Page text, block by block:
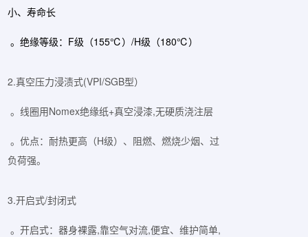
小、寿命长
。绝缘等级：F级（155℃）/H级（180℃）
2.真空压力浸渍式(VPI/SGB型）
。线圈用Nomex绝缘纸+真空浸漆,无硬质浇注层
。优点：耐热更高（H级）、阻燃、燃烧少烟、过
负荷强。
3.开启式/封闭式
。开启式：器身裸露,靠空气对流,便宜、维护简单,